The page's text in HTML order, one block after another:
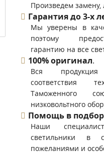
Произведем
Гарантия до 3-х
Мы уверены в
поэтому
гарантию на все
100% оригинал.
Вся
соответствия
Таможенного
низковольтного
Помощь в
Наши
светильники в
пожеланиями и